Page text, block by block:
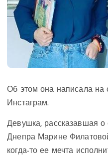
Об этом она написала на
Инстаграм.
Девушка, рассказавшая
Днепра Марине
когда-то ее мечта